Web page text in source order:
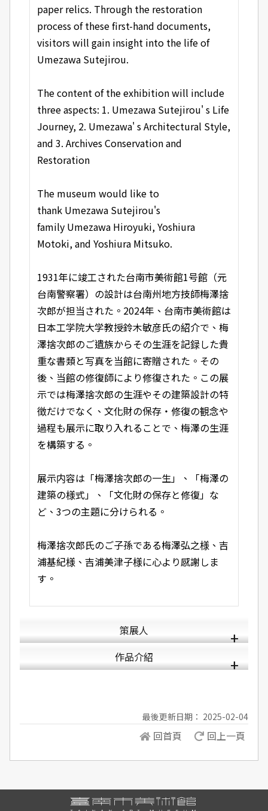
paper relics. Through the restoration
process of these first-hand documents,
visitors will gain insight into the life of
Umezawa Sutejirou.
The content of the exhibition will include
three aspects: 1. Umezawa Sutejirou' s Life
Journey, 2. Umezawa' s Architectural Style,
and 3. Archives Conservation and
Restoration
The museum would like to
thank Umezawa Sutejirou's
family Umezawa Hiroyuki, Yoshiura
Motoki, and Yoshiura Mitsuko.
1931年に竣工された台南市美術館1号館（元
台南警察署）の設計は台南州地方技師梅澤捨
次郎が担当された。2024年、台南市美術館は
日本工学院大学教授鈴木敏彦氏の紹介で、梅
澤捨次郎のご遺族からその生涯を記録した貴
重な書類と写真を当館に寄贈された。その
後、当館の修復師により修復された。この展
示では梅澤捨次郎の生涯やその建築設計の特
徴だけでなく、文化財の保存・修復の観念や
過程も展示に取り入れることで、梅澤の生涯
を構築する。
展示内容は「梅澤捨次郎の一生」、「梅澤の
建築の様式」、「文化財の保存と修復」な
ど、3つの主題に分けられる。
梅澤捨次郎氏のご子孫である梅澤弘之様、吉
浦基紀様、吉浦美津子様に心より感謝しま
す。
策展人
作品介紹
最後更新日期： 2025-02-04
回首頁 回上一頁